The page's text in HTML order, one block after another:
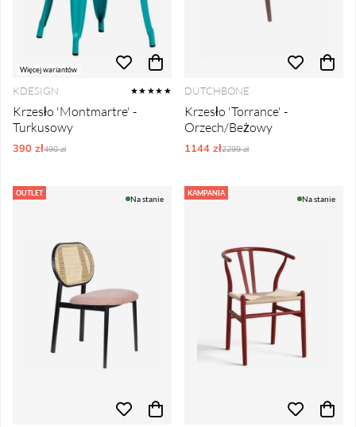
Więcej wariantów
KDESIGN ★★★★★
Krzesło 'Montmartre' -
Turkusowy
390 złOrdynarne ceny:
490 zł
DUTCHBONE
Krzesło 'Torrance' -
Orzech/Beżowy
1144 złOrdynarne ceny:
2299 zł
OUTLET
Na stanie
KAMPANIA
Na stanie